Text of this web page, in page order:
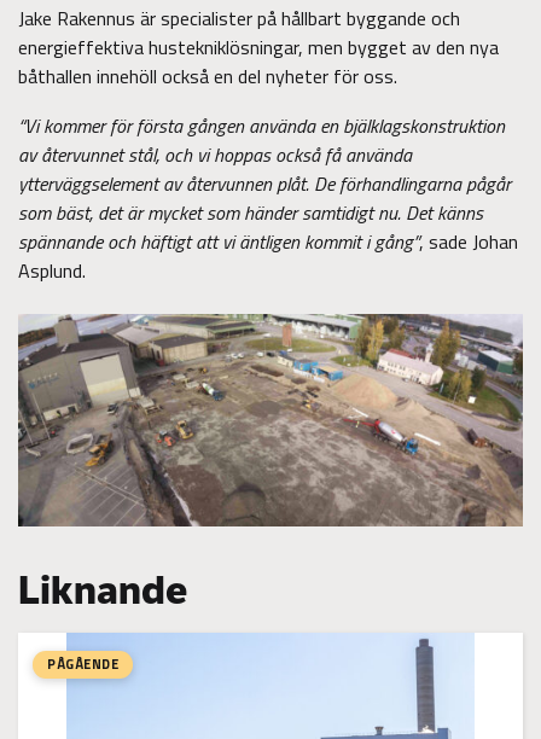
Jake Rakennus är specialister på hållbart byggande och
energieffektiva hustekniklösningar, men bygget av den nya
båthallen innehöll också en del nyheter för oss.
“Vi kommer för första gången använda en bjälklagskonstruktion
av återvunnet stål, och vi hoppas också få använda
ytterväggselement av återvunnen plåt. De förhandlingarna pågår
som bäst, det är mycket som händer samtidigt nu. Det känns
spännande och häftigt att vi äntligen kommit i gång”, sade Johan
Asplund.
Liknande
PÅGÅENDE